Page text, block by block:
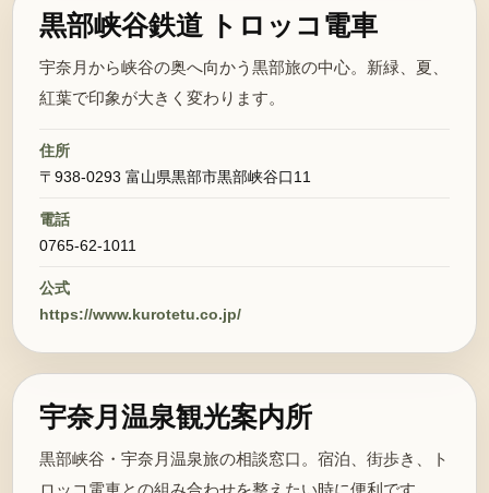
黒部峡谷鉄道 トロッコ電車
宇奈月から峡谷の奥へ向かう黒部旅の中心。新緑、夏、
紅葉で印象が大きく変わります。
住所
〒938-0293 富山県黒部市黒部峡谷口11
電話
0765-62-1011
公式
https://www.kurotetu.co.jp/
宇奈月温泉観光案内所
黒部峡谷・宇奈月温泉旅の相談窓口。宿泊、街歩き、ト